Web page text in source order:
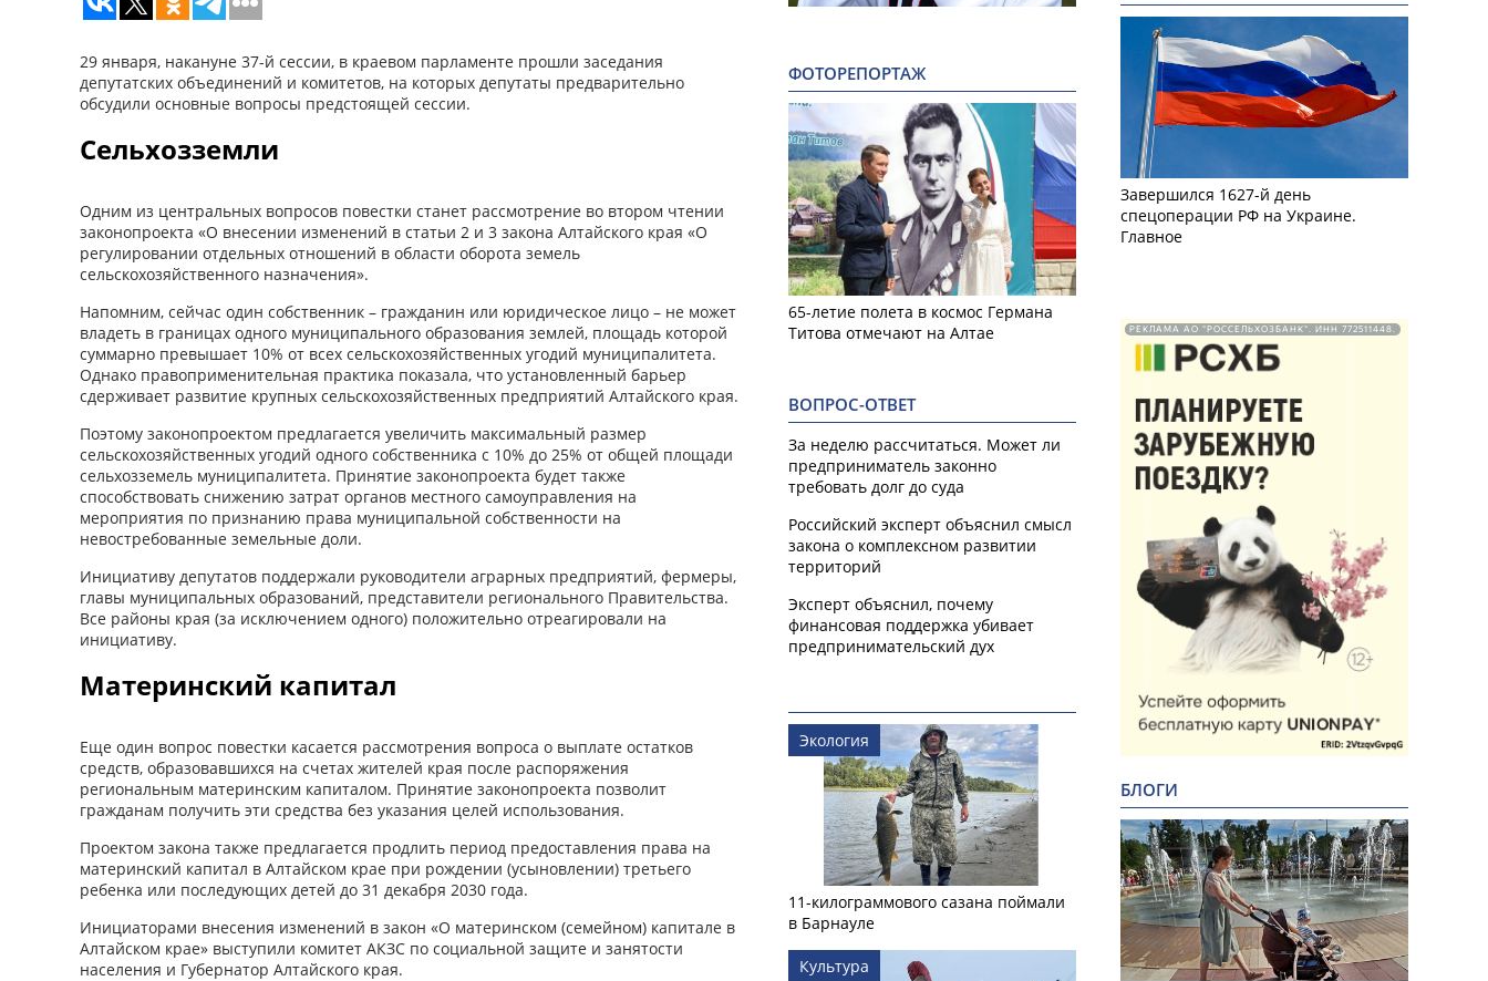
29 января, накануне 37-й сессии, в краевом парламенте прошли заседания
депутатских объединений и комитетов, на которых депутаты предварительно
обсудили основные вопросы предстоящей сессии.
Сельхозземли
Одним из центральных вопросов повестки станет рассмотрение во втором чтении
законопроекта «О внесении изменений в статьи 2 и 3 закона Алтайского края «О
регулировании отдельных отношений в области оборота земель
сельскохозяйственного назначения».
Напомним, сейчас один собственник – гражданин или юридическое лицо – не может
владеть в границах одного муниципального образования землей, площадь которой
суммарно превышает 10% от всех сельскохозяйственных угодий муниципалитета.
Однако правоприменительная практика показала, что установленный барьер
сдерживает развитие крупных сельскохозяйственных предприятий Алтайского края.
Поэтому законопроектом предлагается увеличить максимальный размер
сельскохозяйственных угодий одного собственника с 10% до 25% от общей площади
сельхозземель муниципалитета. Принятие законопроекта будет также
способствовать снижению затрат органов местного самоуправления на
мероприятия по признанию права муниципальной собственности на
невостребованные земельные доли.
Инициативу депутатов поддержали руководители аграрных предприятий, фермеры,
главы муниципальных образований, представители регионального Правительства.
Все районы края (за исключением одного) положительно отреагировали на
инициативу.
Материнский капитал
Еще один вопрос повестки касается рассмотрения вопроса о выплате остатков
средств, образовавшихся на счетах жителей края после распоряжения
региональным материнским капиталом. Принятие законопроекта позволит
гражданам получить эти средства без указания целей использования.
Проектом закона также предлагается продлить период предоставления права на
материнский капитал в Алтайском крае при рождении (усыновлении) третьего
ребенка или последующих детей до 31 декабря 2030 года.
Инициаторами внесения изменений в закон «О материнском (семейном) капитале в
Алтайском крае» выступили комитет АКЗС по социальной защите и занятости
населения и Губернатор Алтайского края.
ФОТОРЕПОРТАЖ
65-летие полета в космос Германа
Титова отмечают на Алтае
ВОПРОС-ОТВЕТ
За неделю рассчитаться. Может ли
предприниматель законно
требовать долг до суда
Российский эксперт объяснил смысл
закона о комплексном развитии
территорий
Эксперт объяснил, почему
финансовая поддержка убивает
предпринимательский дух
Экология
11-килограммового сазана поймали
в Барнауле
Культура
Завершился 1627-й день
спецоперации РФ на Украине.
Главное
РЕКЛАМА АО "РОССЕЛЬХОЗБАНК". ИНН 772511448.
БЛОГИ